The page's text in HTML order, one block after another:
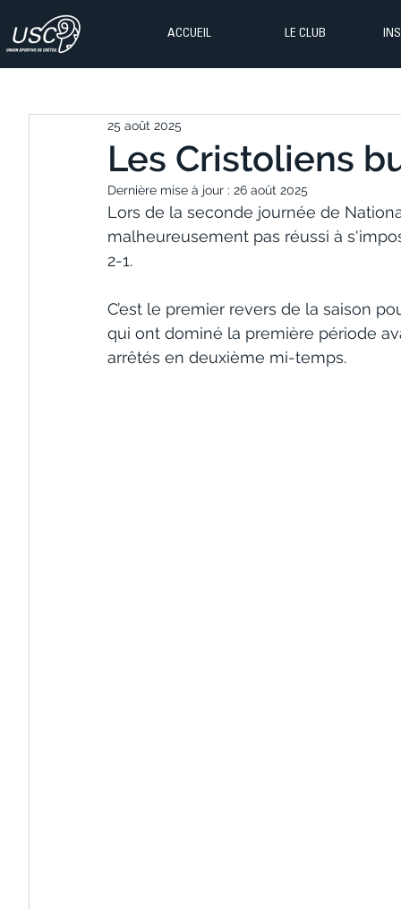
ACCUEIL LE CLUB
Les Cristoliens
25 août 2025
Dernière mise à jour : 26 août 2025
Lors de la seconde journée de
malheureusement pas réussi à
2-1.
C’est le premier revers de la saison
qui ont dominé la première période
arrêtés en deuxième mi-temps.